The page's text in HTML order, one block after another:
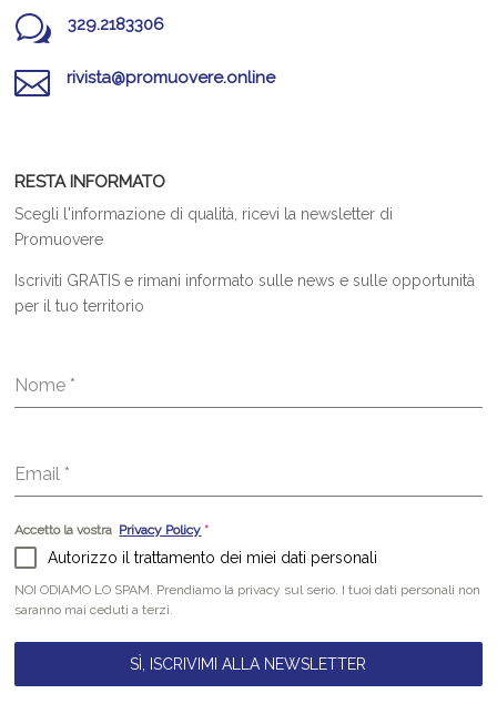
w 329.2183306
 rivista@promuovere.online
RESTA INFORMATO
Scegli l'informazione di qualità, ricevi la newsletter di
Promuovere
Iscriviti GRATIS e rimani informato sulle news e sulle opportunità
per il tuo territorio
Nome *
Email *
Accetto la vostra Privacy Policy *
Autorizzo il trattamento dei miei dati personali
NOI ODIAMO LO SPAM. Prendiamo la privacy sul serio. I tuoi dati personali non
saranno mai ceduti a terzi.
SÌ, ISCRIVIMI ALLA NEWSLETTER